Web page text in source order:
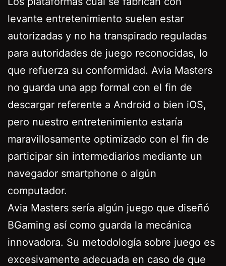
levante entretenimiento suelen estar
autorizadas y no ha transpirado reguladas
para autoridades de juego reconocidas, lo
que refuerza su conformidad. Avia Masters
no guarda una app formal con el fin de
descargar referente a Android o bien iOS,
pero nuestro entretenimiento estaría
maravillosamente optimizado con el fin de
participar sin intermediarios mediante un
navegador smartphone o algún
computador.
Avia Masters serí­a algún juego que diseñó
BGaming así­ como guarda la mecánica
innovadora. Su metodología sobre juego es
excesivamente adecuada en caso de que